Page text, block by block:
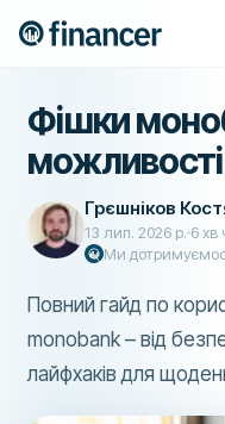
Фішки
Грєшніков
13 лип. 2026 р. 6 хв
Ми
Повний гайд по
monobank – від
лайфхаків для